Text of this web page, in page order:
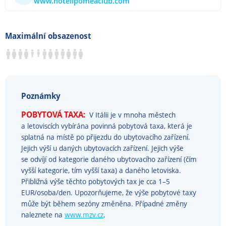
Maximální obsazenost
Poznámky
POBYTOVÁ TAXA: V Itálii je v mnoha městech
a letoviscích vybírána povinná pobytová taxa, která je
splatná na místě po přijezdu do ubytovacího zařízení.
Jejich výší u daných ubytovacích zařízení. Jejich výše
se odvíjí od kategorie daného ubytovacího zařízení (čím
vyšší kategorie, tím vyšší taxa) a daného letoviska.
Přibližná výše těchto pobytových tax je cca 1–5
EUR/osoba/den. Upozorňujeme, že výše pobytové taxy
může být během sezóny změněna. Případné změny
naleznete na www.mzv.cz.